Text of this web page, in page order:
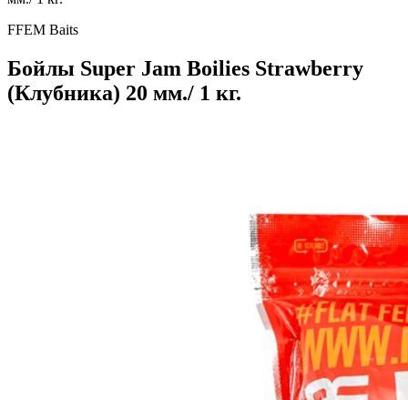
FFEM Baits
Бойлы Super Jam Boilies Strawberry
(Клубника) 20 мм./ 1 кг.